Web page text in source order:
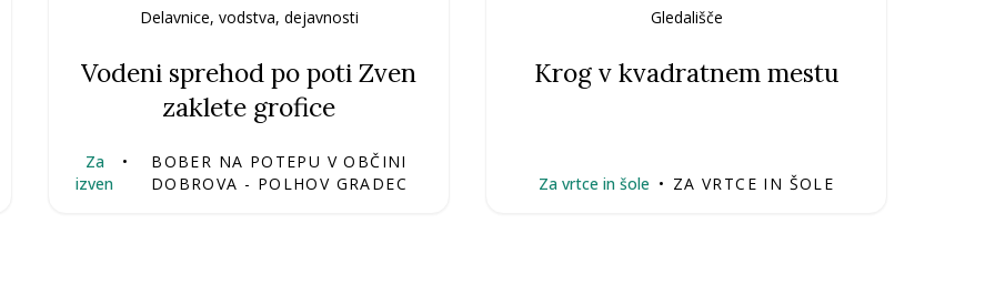
Delavnice, vodstva, dejavnosti
Vodeni sprehod po poti Zven
zaklete grofice
Za
izven
•
BOBER NA POTEPU V OBČINI
DOBROVA - POLHOV GRADEC
Gledališče
Krog v kvadratnem mestu
Za vrtce in šole • ZA VRTCE IN ŠOLE